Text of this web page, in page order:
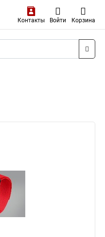
Контакты Войти Корзина